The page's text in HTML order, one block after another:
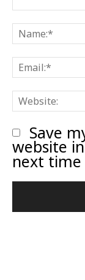
Save
website
next